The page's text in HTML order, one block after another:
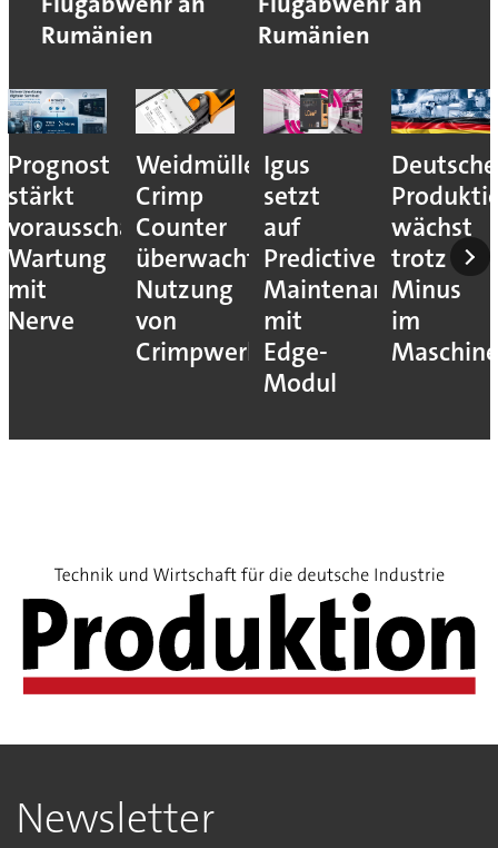
Rumänien
Rumänien
Prognost
stärkt
vorausschauende
Wartung
mit
Nerve
Weidmüller:
Crimp
Counter
überwacht
Nutzung
von
Crimpwerkzeugen
Igus
setzt
auf
Predictive
Maintenance
mit
Edge-
Modul
Deutsche
wächst
trotz
Minus
im
Newsletter